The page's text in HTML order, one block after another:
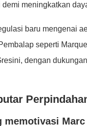
meningkatkan
baru mengenai
seperti
dengan
memotivasi